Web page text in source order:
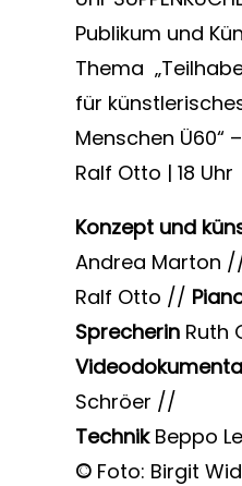
Publikum und
Thema
für
Menschen Ü60“
Ralf Otto | 18 Uhr
Konzept und
Andrea Marton
Ralf Otto //
SprecherinRuth
Schröer //
TechnikBeppo
© Foto: Birgit